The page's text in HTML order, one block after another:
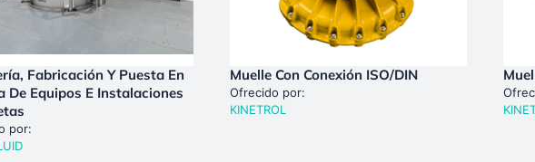
Fabricación Y Puesta En
De Equipos E Instalaciones
por:
Muelle Con Conexión ISO/DIN
Ofrecido por:
KINETROL